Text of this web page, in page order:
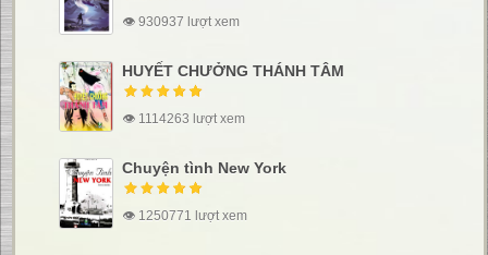
👁 930937 lượt xem
HUYẾT CHƯỞNG THÁNH TÂM
👁 1114263 lượt xem
Chuyện tình New York
👁 1250771 lượt xem